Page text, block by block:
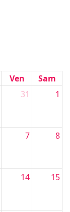
Ven
Sam
31 1
7 8
14 15